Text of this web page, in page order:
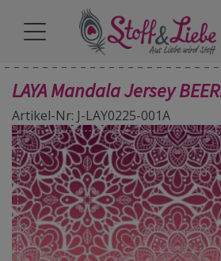
LAYA Mandala Jersey
Artikel-Nr: J-LAY0225-001A